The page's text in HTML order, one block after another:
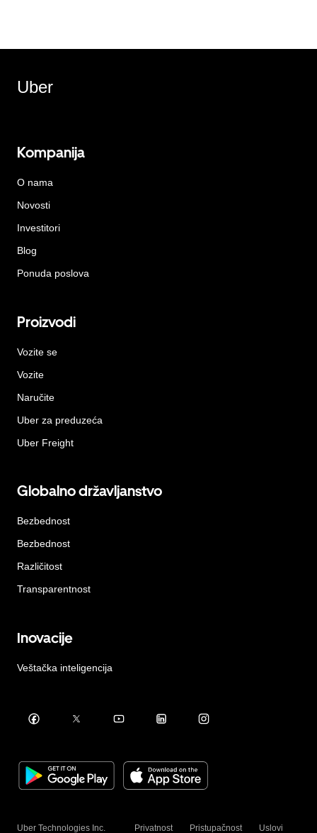
Uber
Kompanija
O nama
Novosti
Investitori
Blog
Ponuda poslova
Proizvodi
Vozite se
Vozite
Naručite
Uber za preduzeća
Uber Freight
Globalno državljanstvo
Bezbednost
Bezbednost
Različitost
Transparentnost
Inovacije
Veštačka inteligencija
Uber Technologies Inc. Privatnost Pristupačnost Uslovi